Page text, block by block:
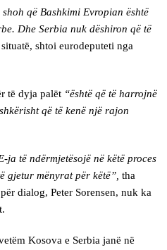
që Bashkimi Evropian është
Dhe Serbia nuk dëshiron që të
situatë, shtoi eurodeputeti nga
të dyja palët “është që të harrojnë
që të kenë një rajon
ja të ndërmjetësojë në këtë proces
gjetur mënyrat për këtë”, tha
dialog, Peter Sorensen, nuk ka
Kosova e Serbia janë në